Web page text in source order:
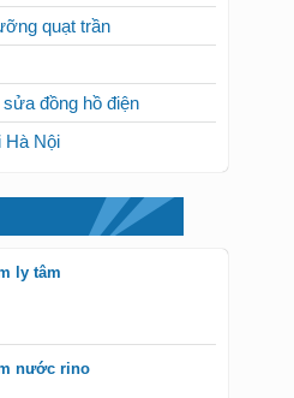
quạt trần
đồng hồ điện
Hà Nội
ly tâm
nước rino